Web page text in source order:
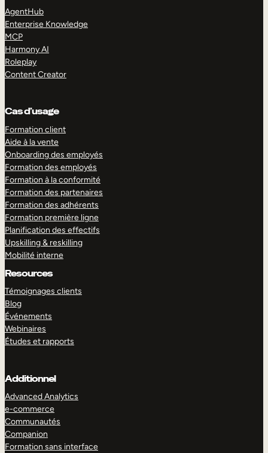
AgentHub
Enterprise Knowledge
MCP
Harmony AI
Roleplay
Content Creator
Cas d’usage
Formation client
Aide à la vente
Onboarding des employés
Formation des employés
Formation à la conformité
Formation des partenaires
Formation des adhérents
Formation première ligne
Planification des effectifs
Upskilling & reskilling
Mobilité interne
Resources
Témoignages clients
Blog
Événements
Webinaires
Études et rapports
Additionnel
Advanced Analytics
e-commerce
Communautés
Companion
Formation sans interface